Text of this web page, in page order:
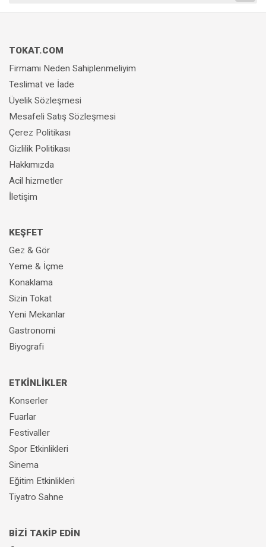
TOKAT.COM
Firmamı Neden Sahiplenmeliyim
Teslimat ve İade
Üyelik Sözleşmesi
Mesafeli Satış Sözleşmesi
Çerez Politikası
Gizlilik Politikası
Hakkımızda
Acil hizmetler
İletişim
KEŞFET
Gez & Gör
Yeme & İçme
Konaklama
Sizin Tokat
Yeni Mekanlar
Gastronomi
Biyografi
ETKİNLİKLER
Konserler
Fuarlar
Festivaller
Spor Etkinlikleri
Sinema
Eğitim Etkinlikleri
Tiyatro Sahne
BİZİ TAKİP EDİN